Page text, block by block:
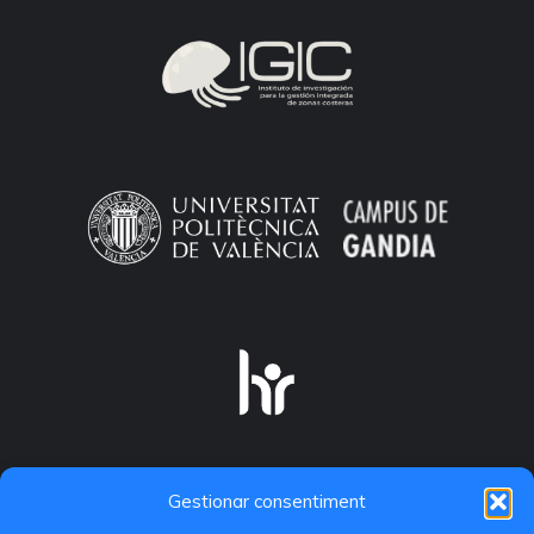
Gestionar consentiment